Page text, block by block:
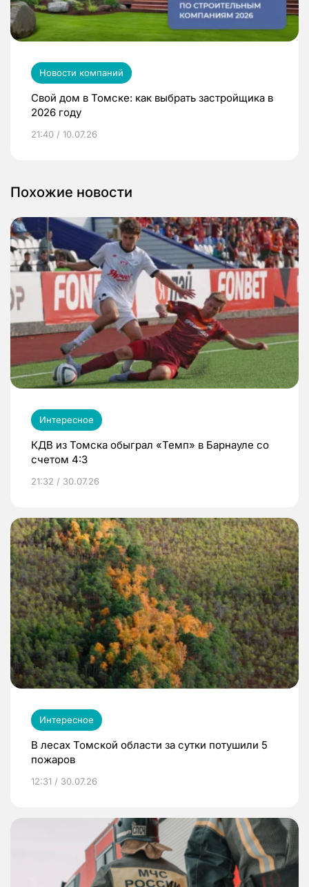
Новости компаний
Свой дом в Томске: как выбрать застройщика в
2026 году
21:40 / 10.07.26
Похожие новости
Интересное
КДВ из Томска обыграл «Темп» в Барнауле со
счетом 4:3
21:32 / 30.07.26
Интересное
В лесах Томской области за сутки потушили 5
пожаров
12:31 / 30.07.26